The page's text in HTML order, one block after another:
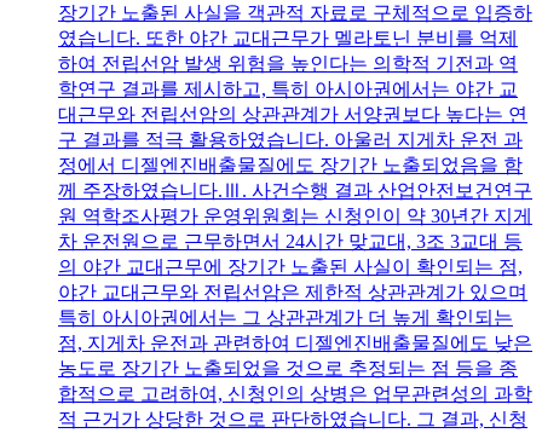
장기간 노출된 사실을 객관적 자료로 구체적으로 입증하
였습니다. 또한 야간 교대근무가 멜라토닌 분비를 억제
하여 전립선암 발생 위험을 높인다는 의학적 기전과 역
학연구 결과를 제시하고, 특히 아시아권에서는 야간 교
대근무와 전립선암의 상관관계가 서양권보다 높다는 연
구 결과를 적극 활용하였습니다. 아울러 지게차 운전 과
정에서 디젤엔진배출물질에도 장기간 노출되었음을 함
께 주장하였습니다.Ⅲ. 사건수행 결과 산업안전보건연구
원 역학조사평가 운영위원회는 신청인이 약 30년간 지게
차 운전원으로 근무하면서 24시간 맞교대, 3조 3교대 등
의 야간 교대근무에 장기간 노출된 사실이 확인되는 점,
야간 교대근무와 전립선암은 제한적 상관관계가 있으며
특히 아시아권에서는 그 상관관계가 더 높게 확인되는
점, 지게차 운전과 관련하여 디젤엔진배출물질에도 낮은
농도로 장기간 노출되었을 것으로 추정되는 점 등을 종
합적으로 고려하여, 신청인의 상병은 업무관련성의 과학
적 근거가 상당한 것으로 판단하였습니다. 그 결과, 신청